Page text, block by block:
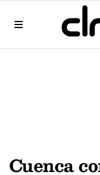
Cuenca